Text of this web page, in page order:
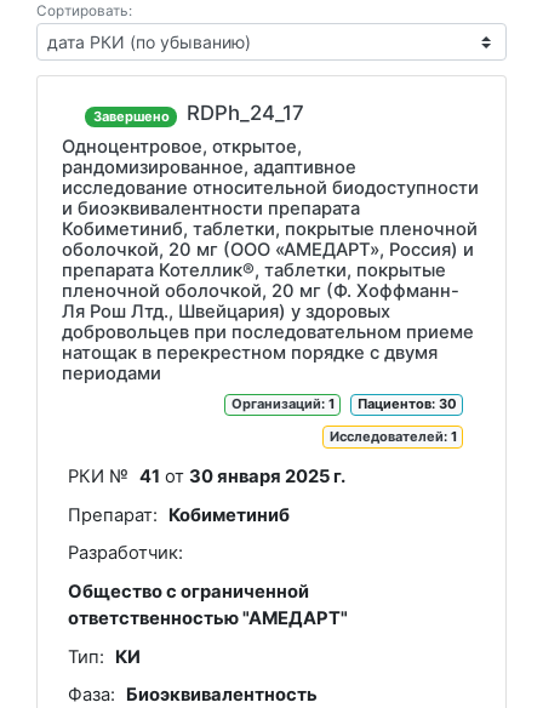
Сортировать:
Завершено RDPh_24_17
Одноцентровое, открытое,
рандомизированное, адаптивное
исследование относительной биодоступности
и биоэквивалентности препарата
Кобиметиниб, таблетки, покрытые пленочной
оболочкой, 20 мг (ООО «АМЕДАРТ», Россия) и
препарата Котеллик®, таблетки, покрытые
пленочной оболочкой, 20 мг (Ф. Хоффманн-
Ля Рош Лтд., Швейцария) у здоровых
добровольцев при последовательном приеме
натощак в перекрестном порядке с двумя
периодами
Пациентов: 30
Организаций: 1
Исследователей: 1
РКИ № 41 от30 января 2025 г.
Препарат:
Кобиметиниб
Разработчик:
Общество с ограниченной
ответственностью "АМЕДАРТ"
Тип:
КИ
Фаза:
Биоэквивалентность